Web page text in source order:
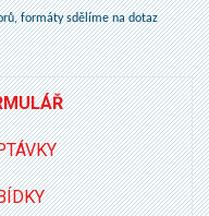
formáty sdělíme na dotaz